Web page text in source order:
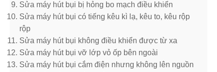
Sửa máy hút bụi bị hỏng bo mạch điều khiển
Sửa máy hút bụi có tiếng kêu kì lạ, kêu to, kêu rộp
rộp
Sửa máy hút bụi không điều khiển được từ xa
Sửa máy hút bụi vỡ lớp vỏ ốp bên ngoài
Sửa máy hút bụi cắm điện nhưng không lên nguồn